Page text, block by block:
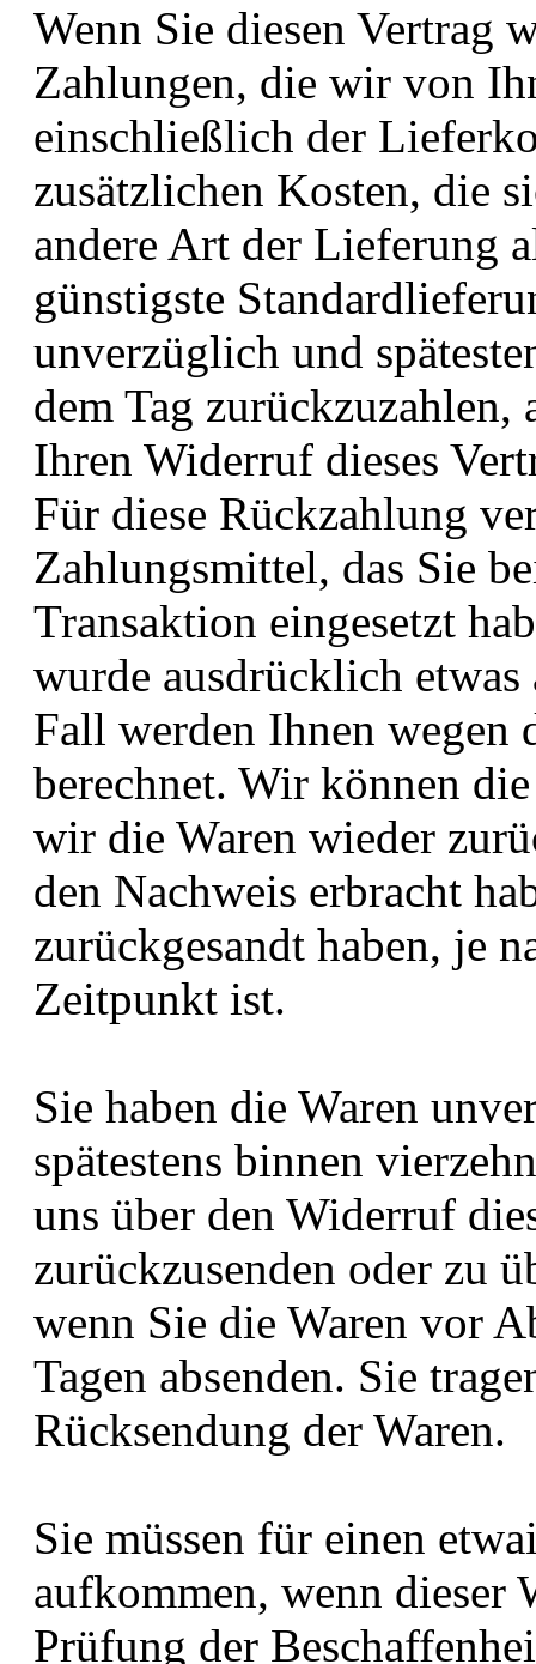
Wenn Sie diesen Vertrag
Zahlungen, die wir von
einschließlich der
zusätzlichen Kosten, die
andere Art der Lieferung
günstigste
unverzüglich und
dem Tag
Ihren Widerruf dieses
Für diese Rückzahlung
Zahlungsmittel, das Sie
Transaktion eingesetzt
wurde ausdrücklich
Fall werden Ihnen wegen
berechnet. Wir können
wir die Waren wieder
den Nachweis erbracht
zurückgesandt haben, je
Zeitpunkt ist.
Sie haben die Waren
spätestens binnen
uns über den Widerruf
zurückzusenden oder zu
wenn Sie die Waren vor
Tagen absenden. Sie
Rücksendung der Waren.
Sie müssen für einen
aufkommen, wenn dieser
Prüfung der